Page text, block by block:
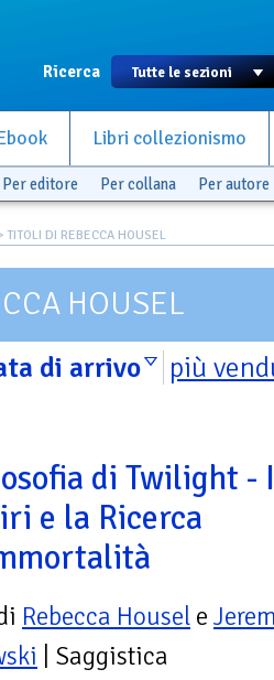
Ricerca
Libri collezionismo
Per editore Per collana Per autore
TITOLI DI REBECCA HOUSEL
HOUSEL
di arrivo più
di Twilight - I
e la Ricerca
Rebecca Housel e
| Saggistica